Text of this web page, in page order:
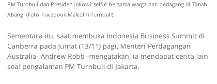
PM Turnbull dan Presiden Jokowi ‘selfie’ bersama warga dan pedagang di Tanah
Abang. (Foto: Facebook Malcolm Turnbull)
Sementara itu, saat membuka Indonesia Business Summit di
Canberra pada Jumat (13/11) pagi, Menteri Perdagangan
Australia- Andrew Robb -mengatakan, ia mendapat cerita lain
soal pengalaman PM Turnbull di Jakarta.